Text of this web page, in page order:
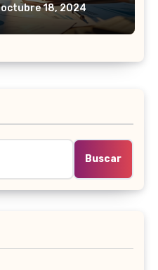
octubre 18, 2024
Buscar